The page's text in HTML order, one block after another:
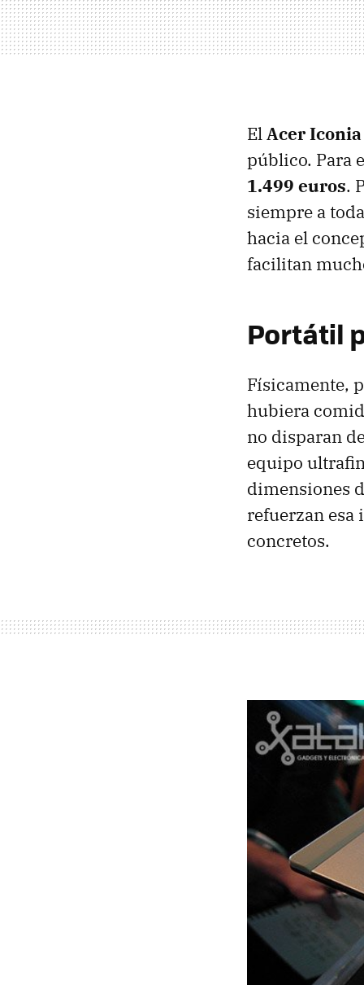
ElAcer Iconia
público. Para
1.499 euros.
siempre a
hacia el
facilitan
Portátil
Físicamente,
hubiera
no disparan
equipo
dimensiones
refuerzan esa
concretos.